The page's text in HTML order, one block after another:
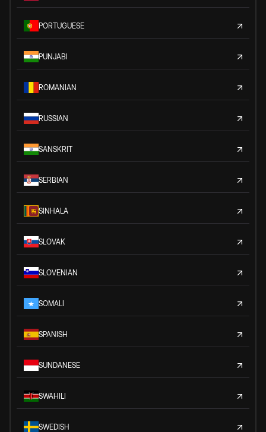
PORTUGUESE
PUNJABI
ROMANIAN
RUSSIAN
SANSKRIT
SERBIAN
SINHALA
SLOVAK
SLOVENIAN
SOMALI
SPANISH
SUNDANESE
SWAHILI
SWEDISH